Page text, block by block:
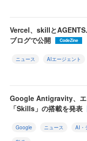
Vercel、skillと
ブログで公開
CodeZine
ニュース AIエージェント
Google Antigravity、エ
「Skills」の搭載を発表
Google ニュース AI・